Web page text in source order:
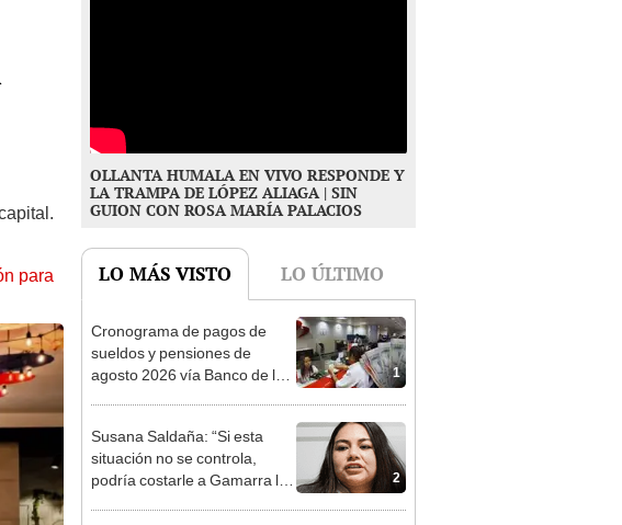
para
OLLANTA HUMALA EN VIVO RESPONDE Y
LA TRAMPA DE LÓPEZ ALIAGA | SIN
GUION CON ROSA MARÍA PALACIOS
LO MÁS VISTO LO ÚLTIMO
1
Cronograma de pagos de
sueldos y pensiones de
agosto 2026 vía Banco de la
2
Susana Saldaña: “Si esta
situación no se controla,
podría costarle a Gamarra la